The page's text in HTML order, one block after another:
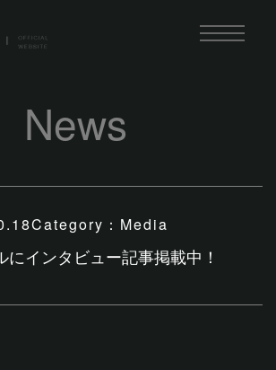
News
Category： Media
にインタビュー記事掲載中！